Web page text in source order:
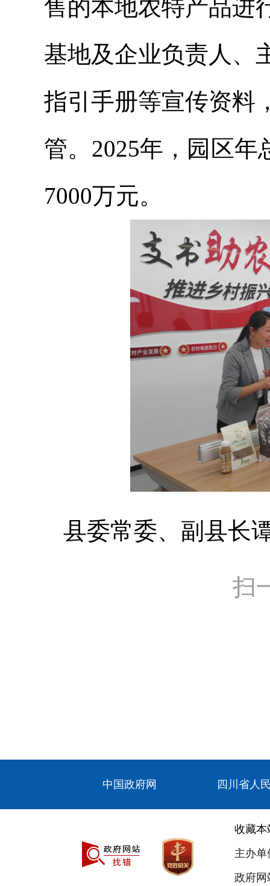
售的本地农特产品进
基地及企业负责人、
指引手册等宣传资料
管。2025年，园区
7000万元。
县委常委、副县长
扫
中国政府网 四川省人
收藏本
主办
政府网